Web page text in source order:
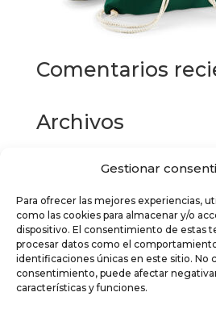
Gestionar
Para ofrecer las mejores experiencias,
como las cookies para almacenar y/o
dispositivo. El consentimiento de estas
procesar datos como el
identificaciones únicas en este sitio. No
consentimiento, puede afectar
características y funciones.
Comentarios
Archivos
Categorías
No hay categorías
Meta
Acceder
Feed de entradas